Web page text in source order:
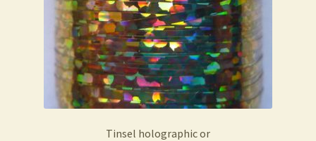
Tinsel holographic or